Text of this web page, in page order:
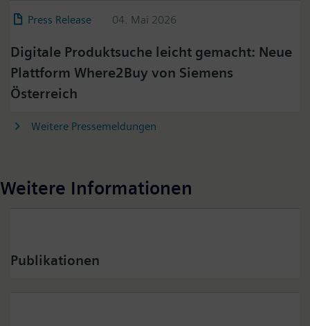
Press Release 04. Mai 2026
Digitale Produktsuche leicht gemacht: Neue
Plattform Where2Buy von Siemens
Österreich
Weitere Pressemeldungen
Weitere Informationen
Publikationen